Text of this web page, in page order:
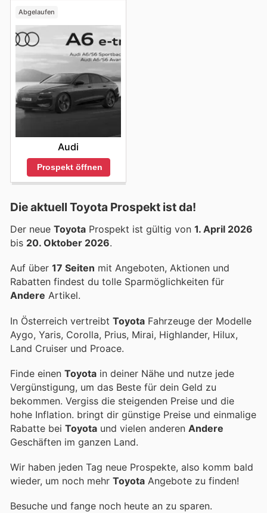
Abgelaufen
Audi
Prospekt öffnen
Die aktuell Toyota Prospekt ist da!
Der neue Toyota Prospekt ist gültig von 1. April 2026
bis 20. Oktober 2026.
Auf über 17 Seiten mit Angeboten, Aktionen und
Rabatten findest du tolle Sparmöglichkeiten für
Andere Artikel.
In Österreich vertreibt Toyota Fahrzeuge der Modelle
Aygo, Yaris, Corolla, Prius, Mirai, Highlander, Hilux,
Land Cruiser und Proace.
Finde einen Toyota in deiner Nähe und nutze jede
Vergünstigung, um das Beste für dein Geld zu
bekommen. Vergiss die steigenden Preise und die
hohe Inflation. bringt dir günstige Preise und einmalige
Rabatte bei Toyota und vielen anderen Andere
Geschäften im ganzen Land.
Wir haben jeden Tag neue Prospekte, also komm bald
wieder, um noch mehr Toyota Angebote zu finden!
Besuche und fange noch heute an zu sparen.